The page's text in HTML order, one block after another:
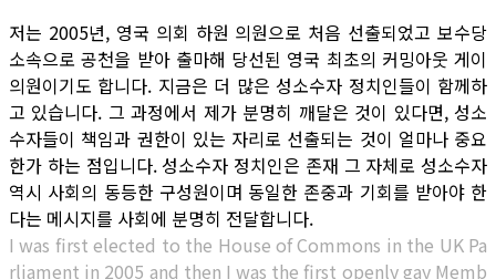
저는 2005년, 영국 의회 하원 의원으로 처음 선출되었고 보수당
소속으로 공천을 받아 출마해 당선된 영국 최초의 커밍아웃 게이
의원이기도 합니다. 지금은 더 많은 성소수자 정치인들이 함께하
고 있습니다. 그 과정에서 제가 분명히 깨달은 것이 있다면, 성소
수자들이 책임과 권한이 있는 자리로 선출되는 것이 얼마나 중요
한가 하는 점입니다. 성소수자 정치인은 존재 그 자체로 성소수자
역시 사회의 동등한 구성원이며 동일한 존중과 기회를 받아야 한
다는 메시지를 사회에 분명히 전달합니다.
I was first elected to the House of Commons in the UK Pa
rliament in 2005 and then I was the first openly gay Memb